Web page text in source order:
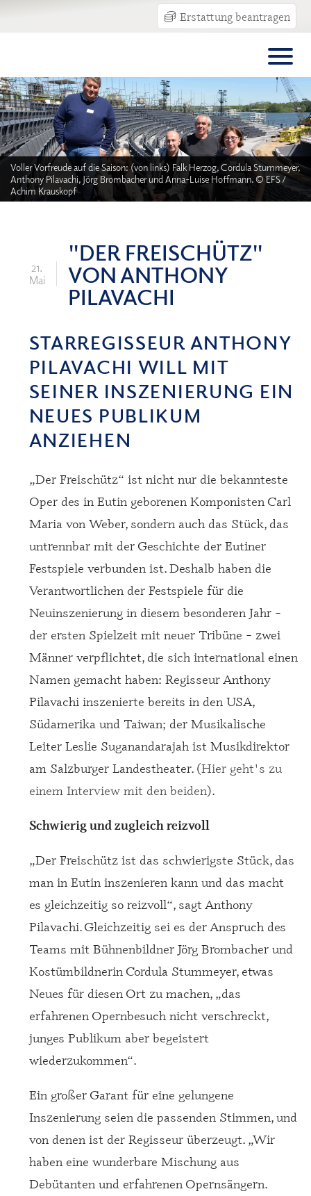
Erstattung beantragen
Voller Vorfreude auf die Saison: (von links) Falk Herzog, Cordula Stummeyer,
Anthony Pilavachi, Jörg Brombacher und Anna-Luise Hoffmann. © EFS /
Achim Krauskopf
21.
Mai
"DER FREISCHÜTZ"
VON ANTHONY
PILAVACHI
STARREGISSEUR ANTHONY
PILAVACHI WILL MIT
SEINER INSZENIERUNG EIN
NEUES PUBLIKUM
ANZIEHEN
„Der Freischütz“ ist nicht nur die bekannteste
Oper des in Eutin geborenen Komponisten Carl
Maria von Weber, sondern auch das Stück, das
untrennbar mit der Geschichte der Eutiner
Festspiele verbunden ist. Deshalb haben die
Verantwortlichen der Festspiele für die
Neuinszenierung in diesem besonderen Jahr –
der ersten Spielzeit mit neuer Tribüne – zwei
Männer verpflichtet, die sich international einen
Namen gemacht haben: Regisseur Anthony
Pilavachi inszenierte bereits in den USA,
Südamerika und Taiwan; der Musikalische
Leiter Leslie Suganandarajah ist Musikdirektor
am Salzburger Landestheater. (Hier geht's zu
einem Interview mit den beiden).
Schwierig und zugleich reizvoll
„Der Freischütz ist das schwierigste Stück, das
man in Eutin inszenieren kann und das macht
es gleichzeitig so reizvoll“, sagt Anthony
Pilavachi. Gleichzeitig sei es der Anspruch des
Teams mit Bühnenbildner Jörg Brombacher und
Kostümbildnerin Cordula Stummeyer, etwas
Neues für diesen Ort zu machen, „das
erfahrenen Opernbesuch nicht verschreckt,
junges Publikum aber begeistert
wiederzukommen“.
Ein großer Garant für eine gelungene
Inszenierung seien die passenden Stimmen, und
von denen ist der Regisseur überzeugt. „Wir
haben eine wunderbare Mischung aus
Debütanten und erfahrenen Opernsängern.